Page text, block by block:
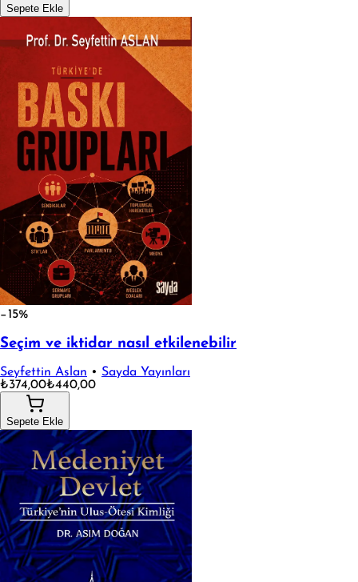
Sepete Ekle
−15%
Seçim ve iktidar nasıl etkilenebilir
Seyfettin Aslan • Sayda Yayınları
₺374,00₺440,00
Sepete Ekle